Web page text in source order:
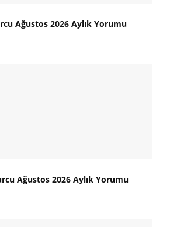
Ağustos 2026 Aylık Yorumu
Ağustos 2026 Aylık Yorumu